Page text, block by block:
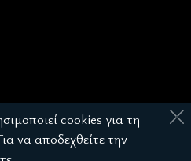
•Πολιτική cookies
cookies για τη
να αποδεχθείτε την